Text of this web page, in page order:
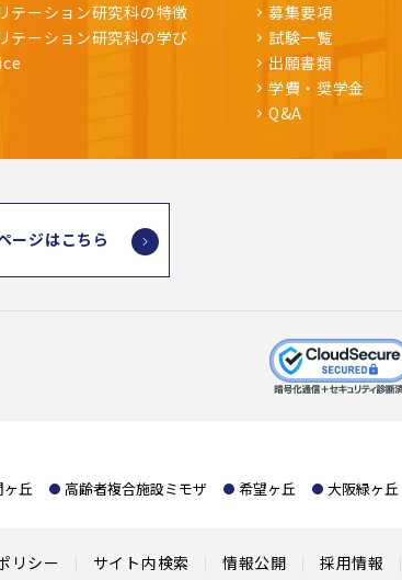
テーション研究科の特徴
テーション研究科の学び
募集要項
試験一覧
出願書類
学費・奨学金
Q&A
ージはこちら
ヶ丘 高齢者複合施設ミモザ 希望ヶ丘 大阪緑ヶ丘
リシー サイト内検索 情報公開 採用情報